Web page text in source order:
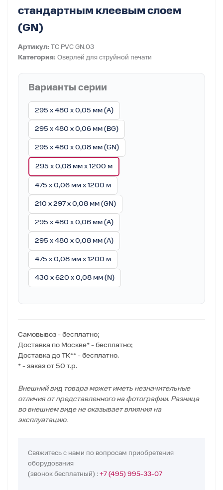
стандартным клеевым слоем
(GN)
Артикул: TC PVC GN.03
Категория: Оверлей для струйной печати
Варианты серии
295 x 480 x 0,05 мм (A)
295 x 480 x 0,06 мм (BG)
295 x 480 x 0,08 мм (GN)
295 x 0,08 мм x 1200 м
475 x 0,06 мм x 1200 м
210 x 297 x 0,08 мм (GN)
295 x 480 x 0,06 мм (A)
295 x 480 x 0,08 мм (A)
475 x 0,08 мм x 1200 м
430 x 620 x 0,08 мм (N)
Самовывоз - бесплатно;
Доставка по Москве* - бесплатно;
Доставка до ТК** - бесплатно.
* - заказ от 50 т.р.
Внешний вид товара может иметь незначительные
отличия от представленного на фотографии. Разница
во внешнем виде не оказывает влияния на
эксплуатацию.
Свяжитесь с нами по вопросам приобретения
оборудования
(звонок бесплатный) : +7 (495) 995-33-07